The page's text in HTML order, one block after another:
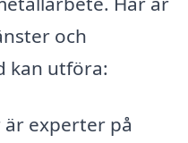
och
kan utföra:
är experter på